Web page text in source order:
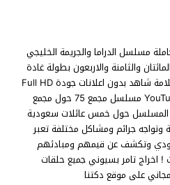
مجمع 75 الحلقة 248 كاملة مسلسل الدراما والجريمة الخليجي
السعودي مجمع 75 الحلقة 248 المائتان والثامنة والاربعون بطولة غادة
الملا وعبدالمنعم رياض وانجي سلامة شاهد بدون اعلانات جودة Full HD
YouTube Online 1080p 720p 480p مسلسل مجمع 75 حول مجمع
المسلسل حول خمس عائلات سعودية
جرائم ومشاكل مختلفة تعبر
وتكشف عن قيمهم ومبادئهم
اخراج تامر بسيوني جميع حلقات